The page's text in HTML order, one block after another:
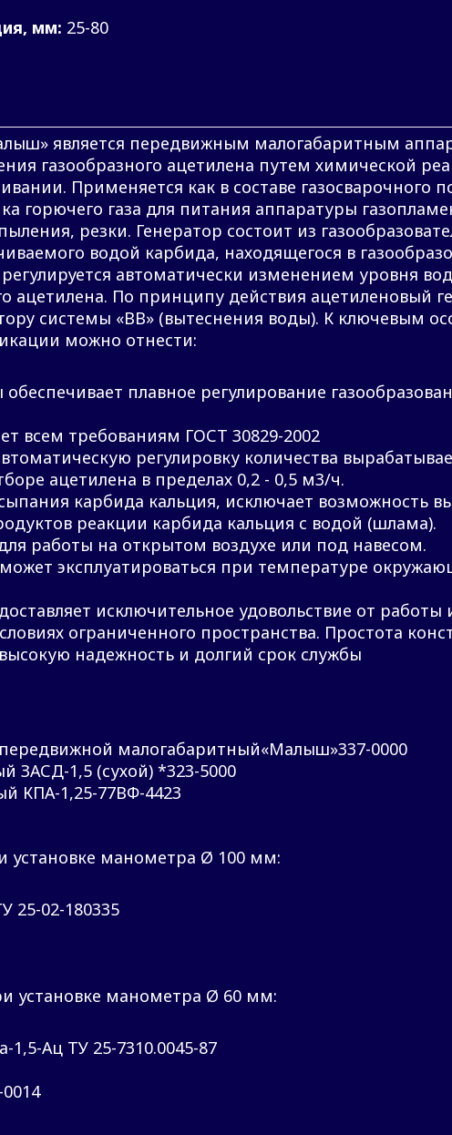
мм: 25-80
является передвижным малогабаритным
газообразного ацетилена путем химической
Применяется как в составе газосварочного
горючего газа для питания аппаратуры
резки. Генератор состоит из
водой карбида, находящегося в
автоматически изменением уровня
ацетилена. По принципу действия ацетиленовый
системы «ВВ» (вытеснения воды). К ключевым
можно отнести:
плавное регулирование
всем требованиям ГОСТ 30829-2002
регулировку количества
ацетилена в пределах 0,2 - 0,5 м3/ч.
карбида кальция, исключает возможность
реакции карбида кальция с водой (шлама).
работы на открытом воздухе или под навесом.
эксплуатироваться при температуре
исключительное удовольствие от работы
ограниченного пространства. Простота
надежность и долгий срок службы
малогабаритный«Малыш»337-0000
ЗАСД-1,5 (сухой) *323-5000
КПА-1,25-77ВФ-4423
установке манометра Ø 100 мм:
25-02-180335
установке манометра Ø 60 мм:
Ац ТУ 25-7310.0045-87